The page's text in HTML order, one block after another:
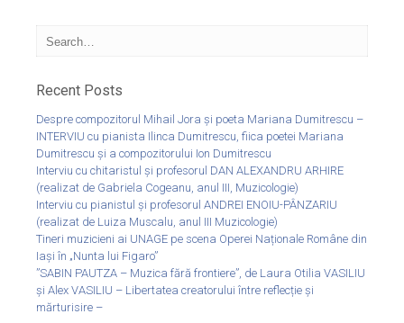
Recent Posts
Despre compozitorul Mihail Jora și poeta Mariana Dumitrescu –
INTERVIU cu pianista Ilinca Dumitrescu, fiica poetei Mariana
Dumitrescu și a compozitorului Ion Dumitrescu
Interviu cu chitaristul și profesorul DAN ALEXANDRU ARHIRE
(realizat de Gabriela Cogeanu, anul III, Muzicologie)
Interviu cu pianistul și profesorul ANDREI ENOIU-PÂNZARIU
(realizat de Luiza Muscalu, anul III Muzicologie)
Tineri muzicieni ai UNAGE pe scena Operei Naționale Române din
Iași în „Nunta lui Figaro”
”SABIN PAUTZA – Muzica fără frontiere”, de Laura Otilia VASILIU
și Alex VASILIU – Libertatea creatorului între reflecție și
mărturisire –